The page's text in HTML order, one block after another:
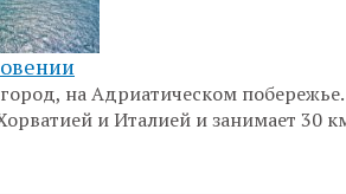
на Адриатическом
и Италией и занимает 30